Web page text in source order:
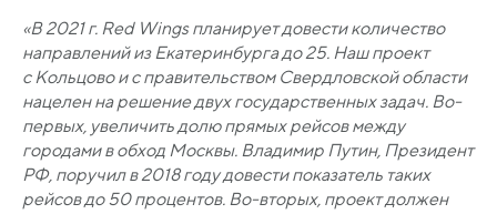
«В2021 г. Red Wings планирует довести количество
направлений из Екатеринбурга до 25. Наш проект
с Кольцово и с правительством Свердловской области
нацелен на решение двух государственных задач. Во-
первых, увеличить долю прямых рейсов между
городами в обход Москвы. Владимир Путин, Президент
РФ, поручил в 2018 году довести показатель таких
рейсов до 50 процентов. Во-вторых, проект должен